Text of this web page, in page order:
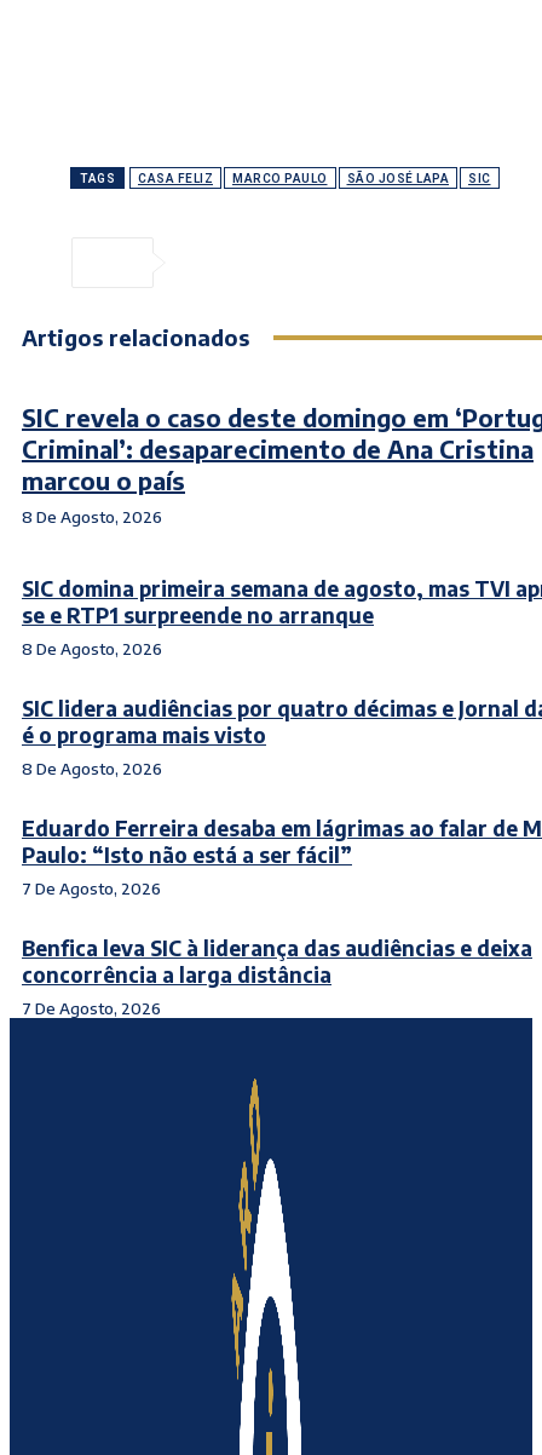
TAGS CASA FELIZ MARCO PAULO SÃO JOSÉ LAPA SIC
Artigos relacionados
SIC revela o caso deste domingo em
Criminal’: desaparecimento de Ana Cristina
marcou o país
8 De Agosto, 2026
SIC domina primeira semana de agosto, mas TVI
se e RTP1 surpreende no arranque
8 De Agosto, 2026
SIC lidera audiências por quatro décimas e Jornal
é o programa mais visto
8 De Agosto, 2026
Eduardo Ferreira desaba em lágrimas ao falar de
Paulo: “Isto não está a ser fácil”
7 De Agosto, 2026
Benfica leva SIC à liderança das audiências e deixa
concorrência a larga distância
7 De Agosto, 2026